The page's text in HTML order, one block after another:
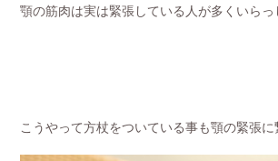
顎の筋肉は実は緊張している人が多くいらっ
こうやって方杖をついている事も顎の緊張